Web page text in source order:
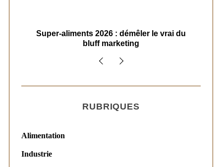
Super-aliments 2026 : démêler le vrai du
bluff marketing
RUBRIQUES
Alimentation
Industrie